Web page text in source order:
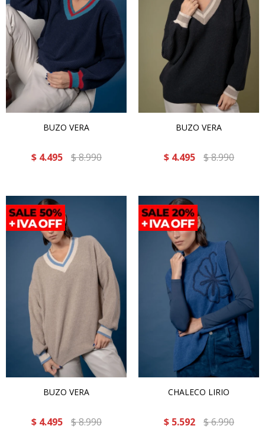
BUZO VERA
$ 4.495 $8.990
BUZO VERA
$ 4.495 $8.990
BUZO VERA
$ 4.495 $8.990
CHALECO LIRIO
$ 5.592 $6.990